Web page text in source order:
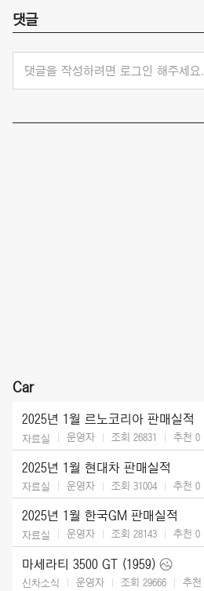
댓글
댓글을 작성하려면 로그인 해주세요.
Car
2025년 1월 르노코리아 판매실적
자료실 운영자 조회 26831 추천 0
2025년 1월 현대차 판매실적
자료실 운영자 조회 31004 추천 0
2025년 1월 한국GM 판매실적
자료실 운영자 조회 28143 추천 0
마세라티 3500 GT (1959)
신차소식 운영자 조회 29666 추천